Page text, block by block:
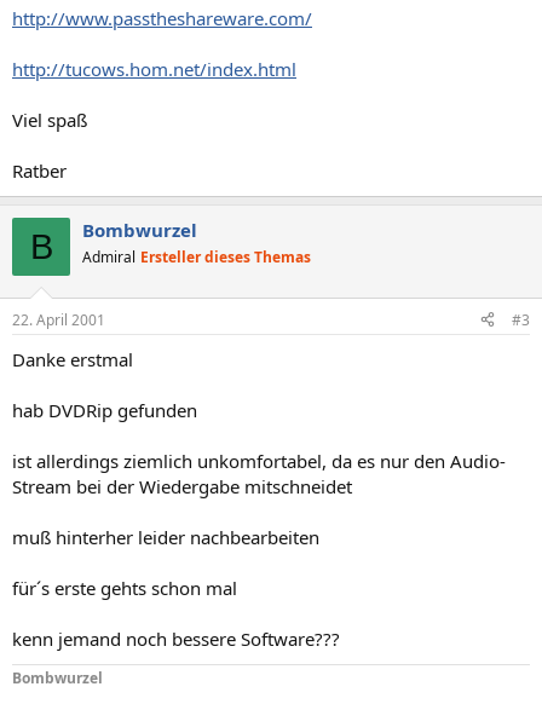
http://www.passtheshareware.com/
http://tucows.hom.net/index.html
Viel spaß
Ratber
B Bombwurzel
Admiral Ersteller dieses Themas
22. April 2001 #3
Danke erstmal
hab DVDRip gefunden
ist allerdings ziemlich unkomfortabel, da es nur den Audio-
Stream bei der Wiedergabe mitschneidet
muß hinterher leider nachbearbeiten
für´s erste gehts schon mal
kenn jemand noch bessere Software???
Bombwurzel